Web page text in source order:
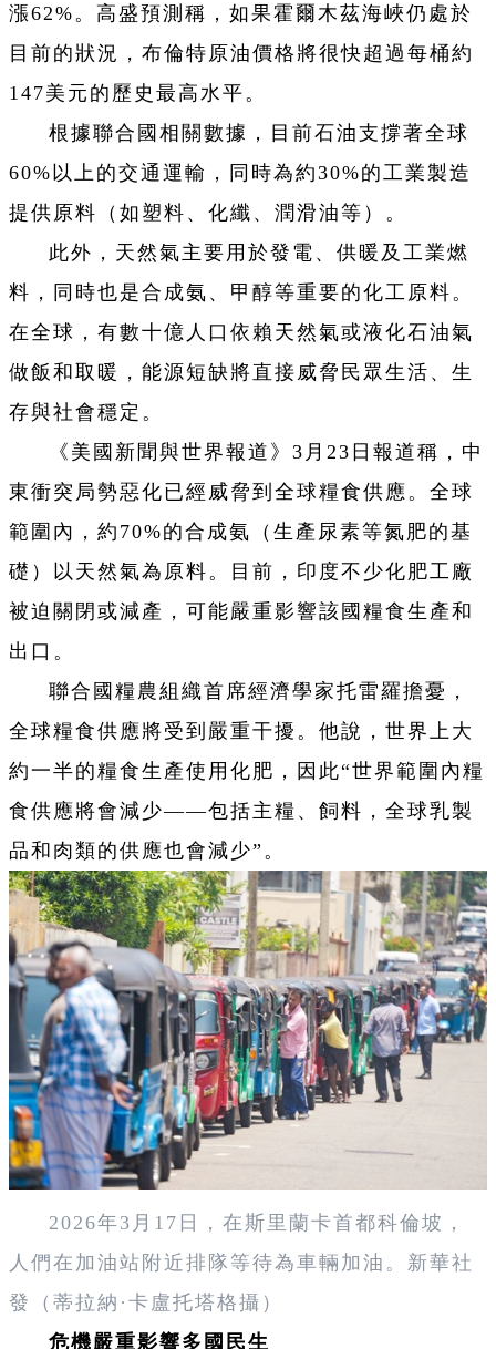
漲62%。高盛預測稱，如果霍爾木茲海峽仍處於
目前的狀況，布倫特原油價格將很快超過每桶約
147美元的歷史最高水平。
根據聯合國相關數據，目前石油支撐著全球
60%以上的交通運輸，同時為約30%的工業製造
提供原料（如塑料、化纖、潤滑油等）。
此外，天然氣主要用於發電、供暖及工業燃
料，同時也是合成氨、甲醇等重要的化工原料。
在全球，有數十億人口依賴天然氣或液化石油氣
做飯和取暖，能源短缺將直接威脅民眾生活、生
存與社會穩定。
《美國新聞與世界報道》3月23日報道稱，中
東衝突局勢惡化已經威脅到全球糧食供應。全球
範圍內，約70%的合成氨（生產尿素等氮肥的基
礎）以天然氣為原料。目前，印度不少化肥工廠
被迫關閉或減產，可能嚴重影響該國糧食生產和
出口。
聯合國糧農組織首席經濟學家托雷羅擔憂，
全球糧食供應將受到嚴重干擾。他說，世界上大
約一半的糧食生產使用化肥，因此“世界範圍內糧
食供應將會減少——包括主糧、飼料，全球乳製
品和肉類的供應也會減少”。
2026年3月17日，在斯里蘭卡首都科倫坡，
人們在加油站附近排隊等待為車輛加油。新華社
發（蒂拉納·卡盧托塔格攝）
危機嚴重影響多國民生